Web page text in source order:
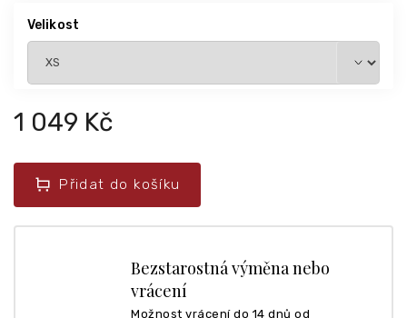
1 049 Kč
Velikost
Přidat do košíku
Bezstarostná výměna nebo
vrácení
Možnost vrácení do 14 dnů od